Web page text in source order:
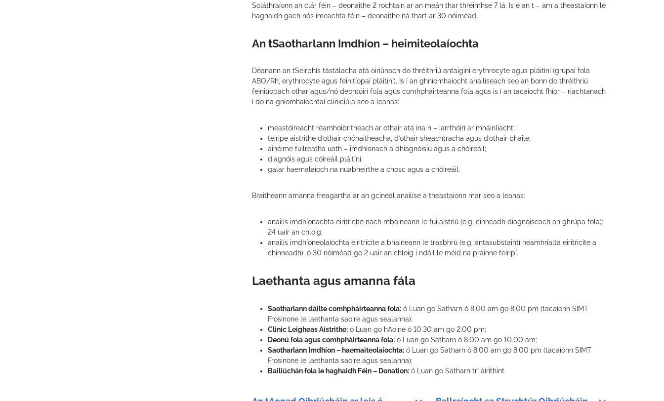
Soláthraíonn an clár féin – deonaithe 2 rochtain ar an meán thar thréimhse 7 lá. Is é an t – am a theastaíonn le
haghaidh gach nós imeachta féin – deonaithe ná thart ar 30 nóiméad.
An tSaotharlann Imdhíon – heimiteolaíochta
Déanann an tSeirbhís tástálacha atá oiriúnach do thréithriú antaiginí erythrocyte agus pláitíní (grúpaí fola
ABO/Rh, erythrocyte agus feinitíopaí pláitíní). Is í an ghníomhaíocht anailíseach seo an bonn do thréithriú
feinitíopach othar agus/nó deontóirí fola agus comhpháirteanna fola agus is í an tacaíocht fhíor – riachtanach
í do na gníomhaíochtaí cliniciúla seo a leanas:
meastóireacht réamhoibritheach ar othair atá ina n – iarrthóirí ar mháinliacht;
teiripe aistrithe d’othair chónaitheacha, d’othair sheachtracha agus d’othair bhaile;
ainéime fuilreatha uath – imdhíonach a dhiagnóisiú agus a chóireáil;
diagnóis agus cóireáil pláitíní;
galar haemalaíoch na nuabheirthe a chosc agus a chóireáil.
Braitheann amanna freagartha ar an gcineál anailíse a theastaíonn mar seo a leanas:
anailís imdhíonachta eiritricíte nach mbaineann le fuilaistriú (e.g. cinneadh diagnóiseach an ghrúpa fola):
24 uair an chloig;
anailís imdhíoneolaíochta eiritricíte a bhaineann le trasbhrú (e.g. antasubstaintí neamhrialta eiritricíte a
chinneadh): ó 30 nóiméad go 2 uair an chloig i ndáil le méid na práinne teiripí.
Laethanta agus amanna fála
Saotharlann dáilte comhpháirteanna fola: ó Luan go Satharn ó 8.00 am go 8.00 pm (tacaíonn SIMT
Frosinone le laethanta saoire agus sealanna);
Clinic Leigheas Aistrithe: ó Luan go hAoine ó 10.30 am go 2.00 pm;
Deonú fola agus comhpháirteanna fola: ó Luan go Satharn ó 8.00 am go 10.00 am;
Saotharlann Imdhíon – haemaiteolaíochta: ó Luan go Satharn ó 8.00 am go 8.00 pm (tacaíonn SIMT
Frosinone le laethanta saoire agus sealanna);
Bailiúchán fola le haghaidh Féin – Donation: ó Luan go Satharn trí áirithint.